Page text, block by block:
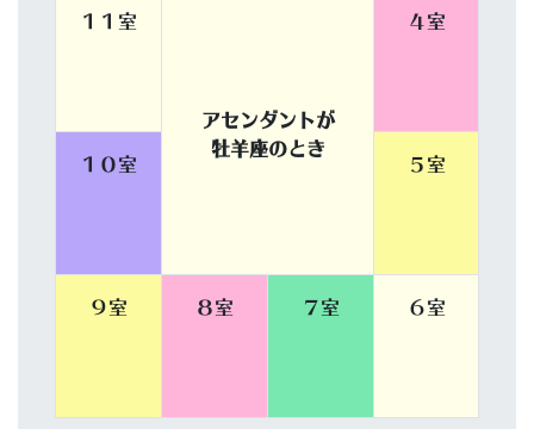
１１室
アセンダントが
牡羊座のとき
４室
１０室 ５室
９室 ８室 ７室 ６室